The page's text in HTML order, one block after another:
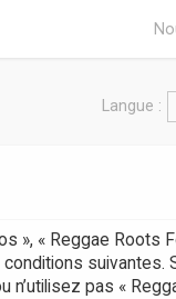
Langue :
», « Reggae Roots
suivantes.
n’utilisez pas «